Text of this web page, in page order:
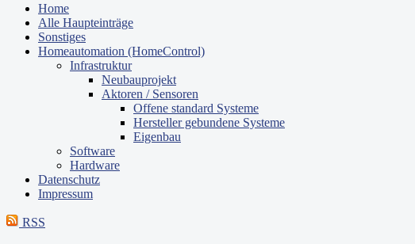
Home
Alle Haupteinträge
Sonstiges
Homeautomation (HomeControl)
Infrastruktur
Neubauprojekt
Aktoren / Sensoren
Offene standard Systeme
Hersteller gebundene Systeme
Eigenbau
Software
Hardware
Datenschutz
Impressum
RSS